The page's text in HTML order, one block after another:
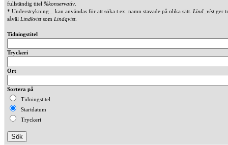
fullständig titel %konservativ
* Understrykning _ kan användas för att söka t.ex. namn stavade på olika sätt. Lind_vistger
såväl Lindkvistsom Lindqvist.
Tidningstitel
Tryckeri
Ort
Sortera på
Tidningstitel
Startdatum
Tryckeri